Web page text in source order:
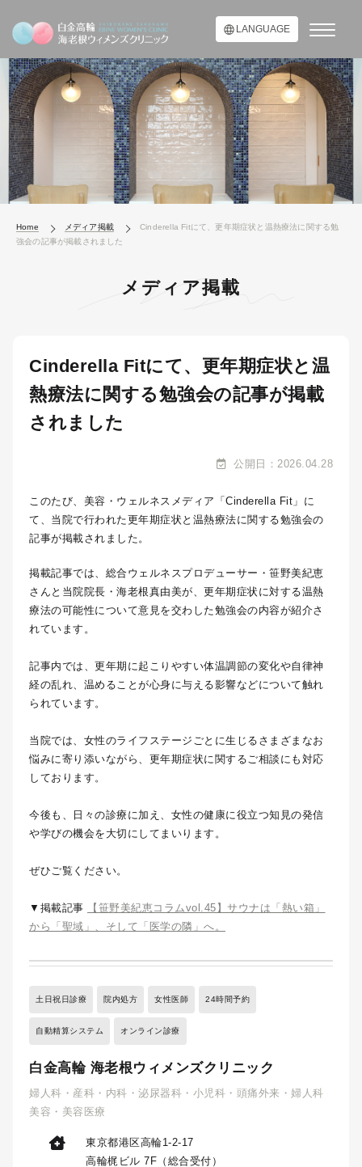
LANGUAGE
Home メディア掲載
Cinderella Fitにて、更年期症状と温熱療法に関する勉
強会の記事が掲載されました
メディア掲載
Cinderella Fitにて、更年期症状と温
熱療法に関する勉強会の記事が掲載
されました
公開日：2026.04.28
このたび、美容・ウェルネスメディア「Cinderella Fit」に
て、当院で行われた更年期症状と温熱療法に関する勉強会の
記事が掲載されました。
掲載記事では、総合ウェルネスプロデューサー・笹野美紀恵
さんと当院院長・海老根真由美が、更年期症状に対する温熱
療法の可能性について意見を交わした勉強会の内容が紹介さ
れています。
記事内では、更年期に起こりやすい体温調節の変化や自律神
経の乱れ、温めることが心身に与える影響などについて触れ
られています。
当院では、女性のライフステージごとに生じるさまざまなお
悩みに寄り添いながら、更年期症状に関するご相談にも対応
しております。
今後も、日々の診療に加え、女性の健康に役立つ知見の発信
や学びの機会を大切にしてまいります。
ぜひご覧ください。
▼掲載記事
【笹野美紀恵コラムvol.45】サウナは「熱い箱」
から「聖域」、そして「医学の隣」へ。
土日祝日診療 院内処方 女性医師 24時間予約
自動精算システム オンライン診療
白金高輪 海老根ウィメンズクリニック
婦人科・産科・内科・泌尿器科・小児科・頭痛外来・婦人科
美容・美容医療
東京都港区高輪1-2-17
高輪梶ビル 7F（総合受付）